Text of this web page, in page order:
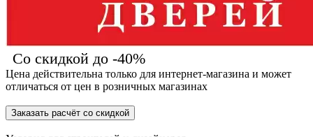
Со скидкой до -40%
Цена действительна только для интернет-магазина и может
отличаться от цен в розничных магазинах
Заказать расчёт со скидкой